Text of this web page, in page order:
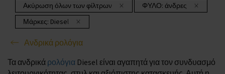
Ακύρωση όλων των φίλτρων ΦΥΛΟ: άνδρες
Μάρκες: Diesel
Ανδρικά ρολόγια
Τα ανδρικά ρολόγια Diesel είναι αγαπητά για τον συνδυασμό